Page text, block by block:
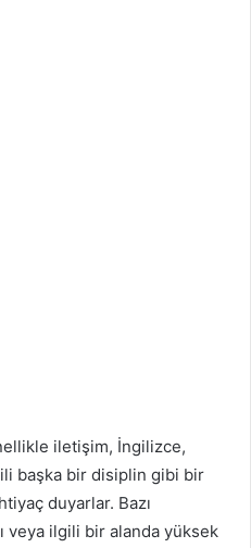
iletişim, İngilizce,
başka bir disiplin gibi bir
duyarlar. Bazı
veya ilgili bir alanda yüksek